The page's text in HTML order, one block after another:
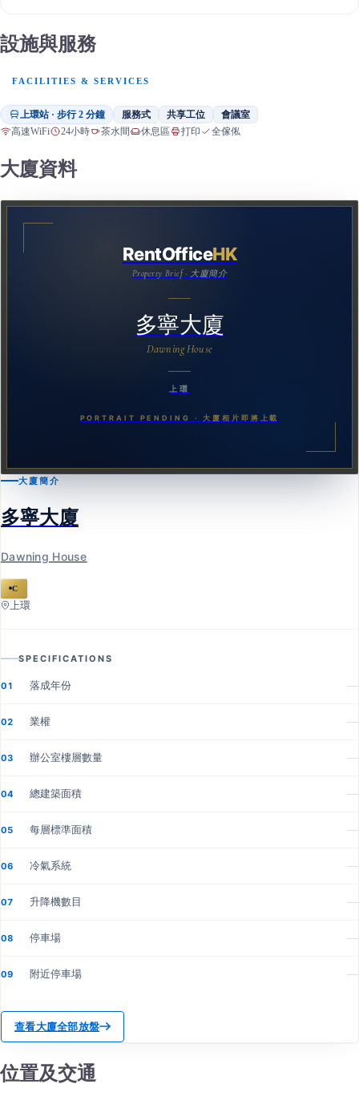
設施與服務
FACILITIES & SERVICES
上環站 · 步行 2 分鐘 服務式 共享工位 會議室
高速WiFi 24小時 茶水間 休息區 打印 全傢俬
大廈資料
RentOfficeHK
Property Brief · 大廈簡介
多寧大廈
Dawning House
上環
PORTRAIT PENDING · 大廈相片即將上載
大廈簡介
多寧大廈
Dawning House
C
上環
SPECIFICATIONS
01 落成年份 —
02 業權 —
03 辦公室樓層數量 —
04 總建築面積 —
05 每層標準面積 —
06 冷氣系統 —
07 升降機數目 —
08 停車場 —
09 附近停車場 —
查看大廈全部放盤
位置及交通